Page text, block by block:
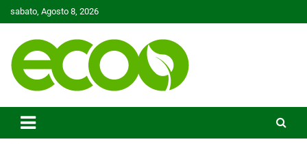
to
sabato, Agosto 8, 2026
Ecoo.it